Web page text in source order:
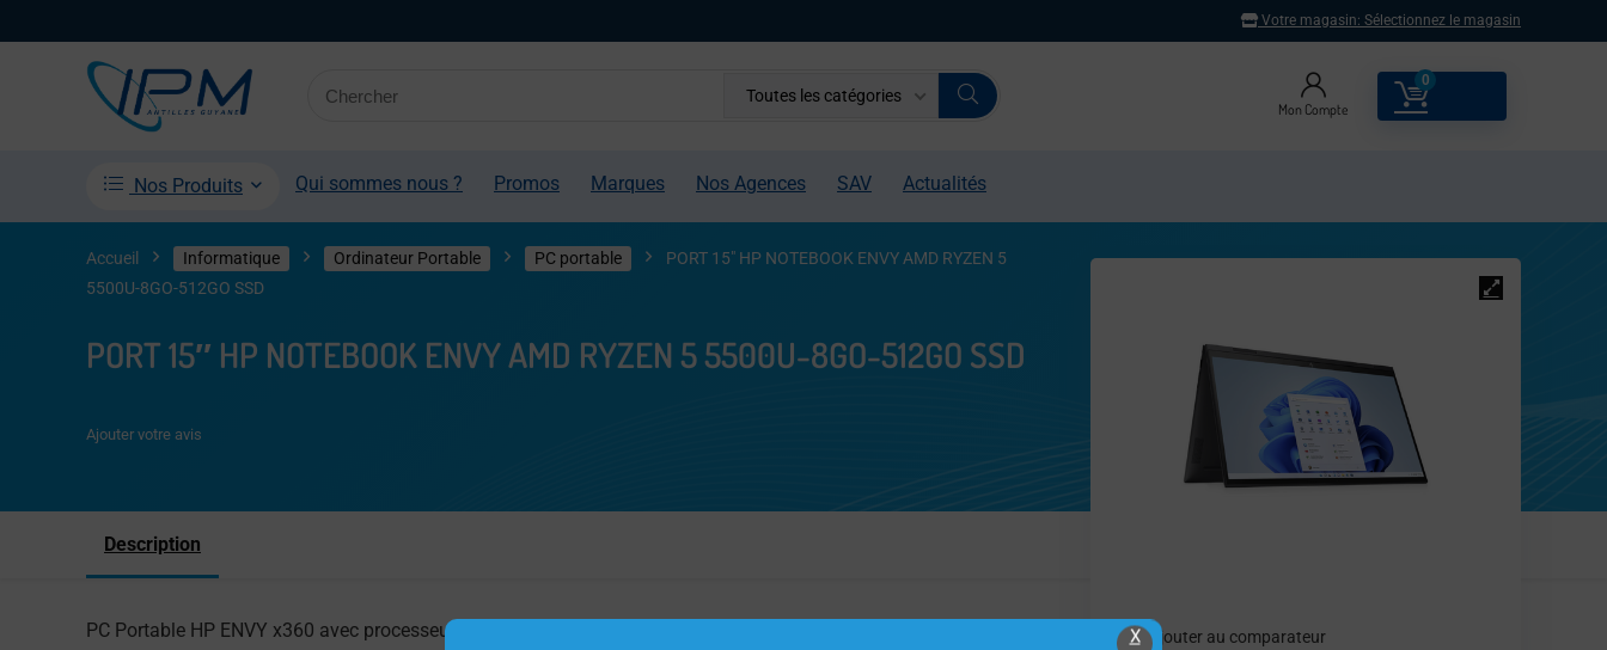
Votre magasin: Sélectionnez le magasin
Toutes les catégories
Mon Compte
0
Nos Produits Qui sommes nous ? Promos Marques Nos Agences SAV Actualités
Accueil Informatique Ordinateur Portable PC portable
PORT 15″ HP NOTEBOOK ENVY AMD RYZEN 5
5500U-8GO-512GO SSD
PORT 15″ HP NOTEBOOK ENVY AMD RYZEN 5 5500U-8GO-512GO SSD
Ajouter au comparateur
Ajouter votre avis
Description
PC Portable HP ENVY x360 avec processeur Hexa Core AMD Ryzen 5 5500U jusqu’à 4GHz, 8Go RAM, 512Go SSD,
X